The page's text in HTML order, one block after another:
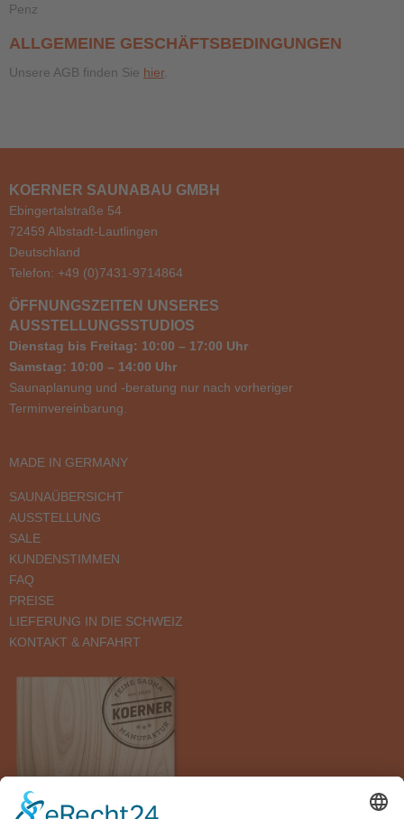
Penz
ALLGEMEINE GESCHÄFTSBEDINGUNGEN
Unsere AGB finden Sie hier.
KOERNER SAUNABAU GMBH
Ebingertalstraße 54
72459 Albstadt-Lautlingen
Deutschland
Telefon: +49 (0)7431-9714864
ÖFFNUNGSZEITEN UNSERES
AUSSTELLUNGSSTUDIOS
Dienstag bis Freitag: 10:00 – 17:00 Uhr
Samstag: 10:00 – 14:00 Uhr
Saunaplanung und -beratung nur nach vorheriger
Terminvereinbarung.
MADE IN GERMANY
SAUNAÜBERSICHT
AUSSTELLUNG
SALE
KUNDENSTIMMEN
FAQ
PREISE
LIEFERUNG IN DIE SCHWEIZ
KONTAKT & ANFAHRT